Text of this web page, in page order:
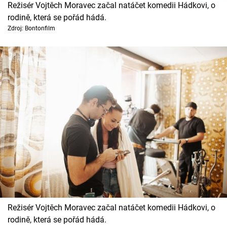
Režisér Vojtěch Moravec začal natáčet komedii Hádkovi, o
rodině, která se pořád hádá.
Zdroj: Bontonfilm
Režisér Vojtěch Moravec začal natáčet komedii Hádkovi, o
rodině, která se pořád hádá.